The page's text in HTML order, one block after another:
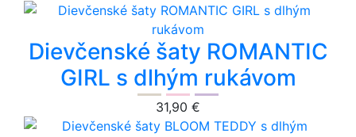
Dievčenské šaty ROMANTIC
GIRL s dlhým rukávom
31,90 €